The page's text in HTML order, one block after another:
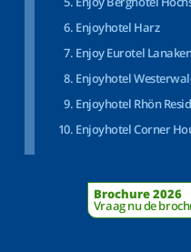
Enjoyhotel Harz
Enjoy Eurotel
Enjoyhotel
Enjoyhotel Rhön
Enjoyhotel Corner
Brochure 2026
Vraag nu de